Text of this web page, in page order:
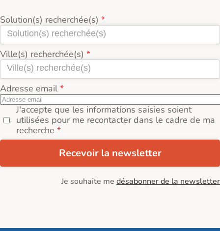
Solution(s) recherchée(s)
Ville(s) recherchée(s)
Adresse email
J'accepte que les informations saisies soient
utilisées pour me recontacter dans le cadre de ma
recherche
Recevoir la newsletter
Je souhaite me désabonner de la newsletter